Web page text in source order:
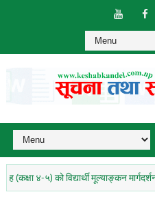
को विद्यार्थी मूल्याङ्कन मार्गदर्शन २०८३